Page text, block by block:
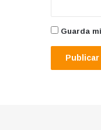
Guarda